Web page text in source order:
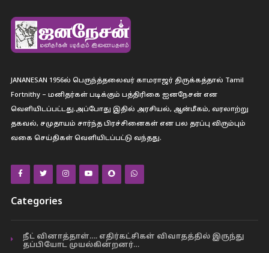
JANANESAN 1956ல் பெருந்த்தலைவர் காமராஜர் திருக்கத்தால் Tamil
Fortnithy – மனிதர்கள் படிக்கும் பத்திரிகை ஐனநேசன் என
வெளியிடப்பட்டது.அப்போது இதில் அரசியல், ஆன்மீகம், வரலாற்று
தகவல், சமுதாயம் சார்ந்த பிரச்சினைகள் என பல தரப்பு விரும்பும்
வகை செய்திகள் வெளியிடப்பட்டு வந்தது.
Categories
நீட் வினாத்தாள்…. எதிர்கட்சிகள் விவாதத்தில் இருந்து
தப்பியோட முயல்கின்றனர்…